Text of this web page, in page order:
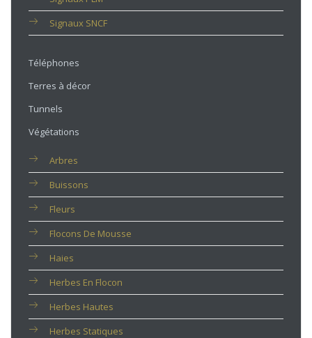
Signaux SNCF
Téléphones
Terres à décor
Tunnels
Végétations
Arbres
Buissons
Fleurs
Flocons De Mousse
Haies
Herbes En Flocon
Herbes Hautes
Herbes Statiques